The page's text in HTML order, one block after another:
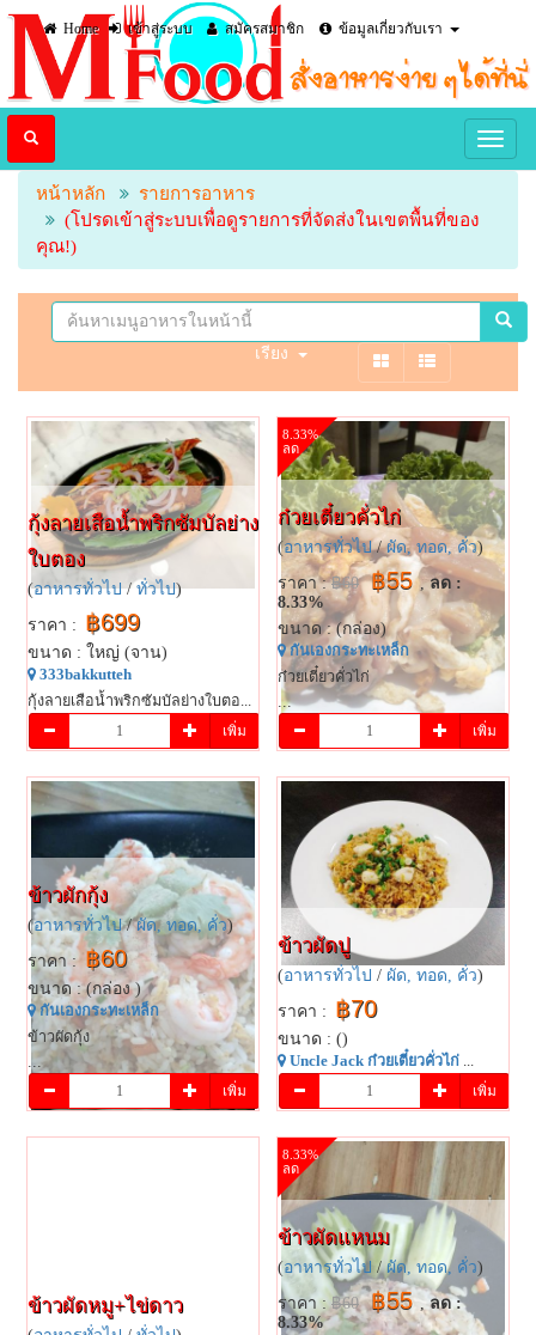
Home เข้าสู่ระบบ สมัครสมาชิก ข้อมูลเกี่ยวกับเรา
หน้าหลัก
รายการอาหาร
(โปรดเข้าสู่ระบบเพื่อดูรายการที่จัดส่งในเขตพื้นที่ของ
คุณ!)
เรียง
กุ้งลายเสือน้ำพริกซัมบัลย่าง
ใบตอง
(อาหารทั่วไป/ ทั่วไป)
ราคา : ฿699
ขนาด : ใหญ่ (จาน)
333bakkutteh
กุ้งลายเสือน้ำพริกซัมบัลย่างใบตอ...
เพิ่ม
8.33%
ลด
ก๋วยเตี๋ยวคั่วไก่
(อาหารทั่วไป/ผัด, ทอด, คั่ว)
ราคา :฿60 ฿55,ลด :
8.33%
ขนาด : (กล่อง)
กันเองกระทะเหล็ก
ก๋วยเตี๋ยวคั่วไก่
...
เพิ่ม
ข้าวผักกุ้ง
(อาหารทั่วไป/ผัด, ทอด, คั่ว)
ราคา :฿60
ขนาด : (กล่อง )
กันเองกระทะเหล็ก
ข้าวผัดกุ้ง
...
เพิ่ม
ข้าวผัดปู
(อาหารทั่วไป / ผัด, ทอด, คั่ว)
ราคา : ฿70
ขนาด : ()
Uncle Jack ก๋วยเตี๋ยวคั่วไก่ ...
เพิ่ม
ข้าวผัดหมู+ไข่ดาว
8.33%
ลด
ข้าวผัดแหนม
(อาหารทั่วไป /ผัด, ทอด, คั่ว)
ราคา :฿60 ฿55,ลด :
8.33%